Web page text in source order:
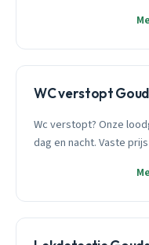
WC verstopt
Wc verstopt? Onze
dag en nacht. Vaste